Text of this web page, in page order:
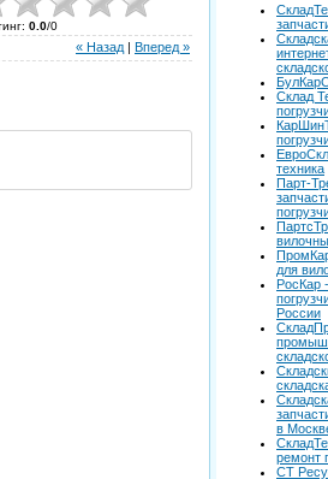
: 0.0/0
« Назад Вперед »
Склад
техника
Парт-
для
РосКар
России
в
ремонт
СТ